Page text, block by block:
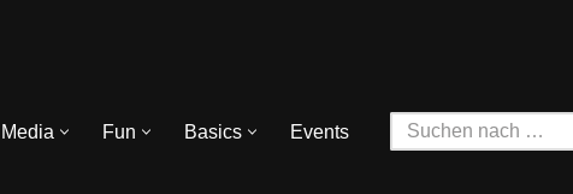
Media Fun Basics Events